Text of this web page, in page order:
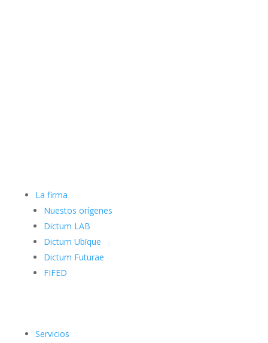
La firma
Nuestos orígenes
Dictum LAB
Dictum Ubīque
Dictum Futurae
FIFED
Servicios